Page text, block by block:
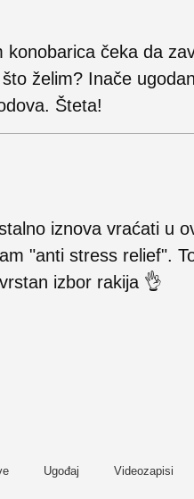
čeka da
želim? Inače
Šteta!
iznova vraćati u
"anti stress relief".
izbor rakija 👌
Ugođaj Videozapisi